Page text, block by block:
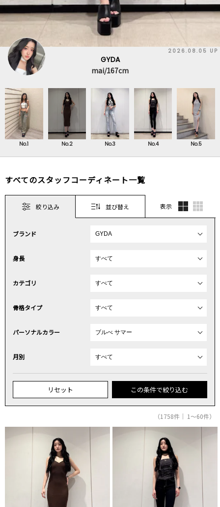
2026.08.05 UP
GYDA
mai/167cm
No.1 No.2 No.3 No.4 No.5
すべてのスタッフコーディネート一覧
絞り込み 並び替え 表示
ブランド
身長
カテゴリ
骨格タイプ
パーソナルカラー
月別
リセット この条件で絞り込む
（1758件｜ 1～60件）